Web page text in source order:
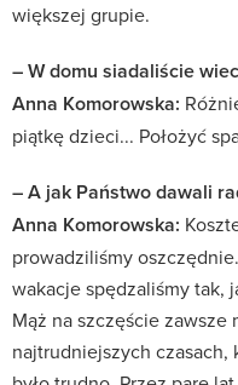
większej grupie.
– W domu siadaliście
Anna Komorowska:
piątkę dzieci... Położyć
– A jak Państwo dawali
Anna Komorowska:
prowadziliśmy
wakacje spędzaliśmy tak,
Mąż na szczęście zawsze
najtrudniejszych